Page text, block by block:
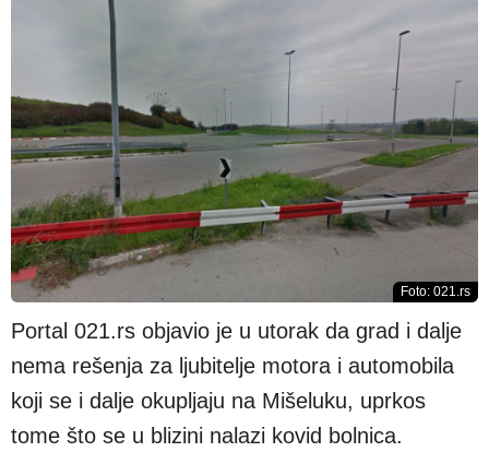
Foto: 021.rs
Portal 021.rs objavio je u utorak da grad i dalje
nema rešenja za ljubitelje motora i automobila
koji se i dalje okupljaju na Mišeluku, uprkos
tome što se u blizini nalazi kovid bolnica.